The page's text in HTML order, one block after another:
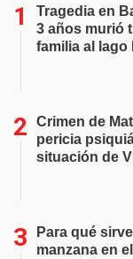
Tragedia en
3 años murió
familia al lago
Crimen de
pericia
situación de
Para qué
manzana en